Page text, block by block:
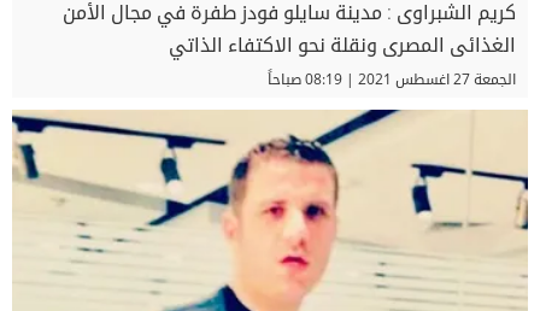
كريم الشبراوى : مدينة سايلو فودز طفرة في مجال الأمن
الغذائى المصرى ونقلة نحو الاكتفاء الذاتي
الجمعة 27 اغسطس 2021 | 08:19 صباحاً